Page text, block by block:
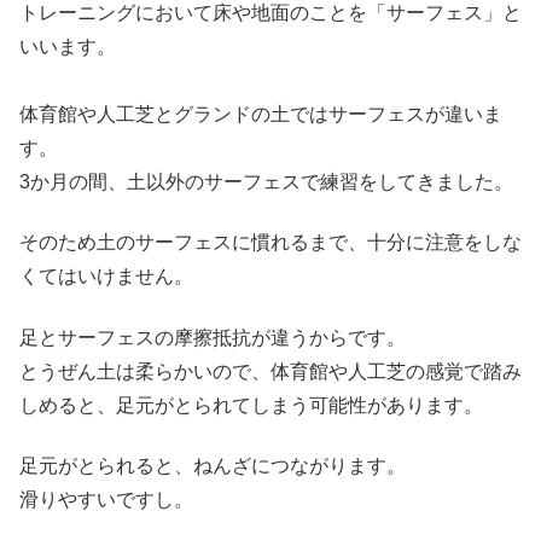
トレーニングにおいて床や地面のことを「サーフェス」と
いいます。
体育館や人工芝とグランドの土ではサーフェスが違いま
す。
3か月の間、土以外のサーフェスで練習をしてきました。
そのため土のサーフェスに慣れるまで、十分に注意をしな
くてはいけません。
足とサーフェスの摩擦抵抗が違うからです。
とうぜん土は柔らかいので、体育館や人工芝の感覚で踏み
しめると、足元がとられてしまう可能性があります。
足元がとられると、ねんざにつながります。
滑りやすいですし。